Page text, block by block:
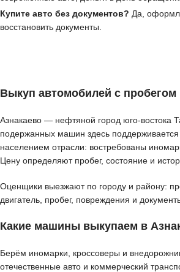
Купите авто без документов? Да,
восстановить документы.
Выкуп автомобилей с пробегом
Азнакаево — нефтяной город юго-востока
подержанных машин здесь
населением отрасли: востребованы
Цену определяют пробег, состояние и
Оценщики выезжают по городу и району:
двигатель, пробег, повреждения и
Какие машины выкупаем в
Берём иномарки, кроссоверы и
отечественные авто и коммерческий